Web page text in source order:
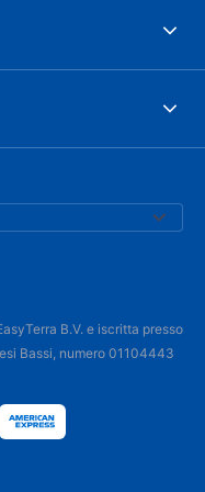
B.V. e iscritta presso
Bassi, numero 01104443